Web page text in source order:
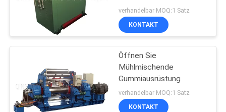
verhandelbar MOQ:1 Satz
KONTAKT
Öffnen Sie
Mühlmischende
Gummiausrüstung
verhandelbar MOQ:1 Satz
KONTAKT